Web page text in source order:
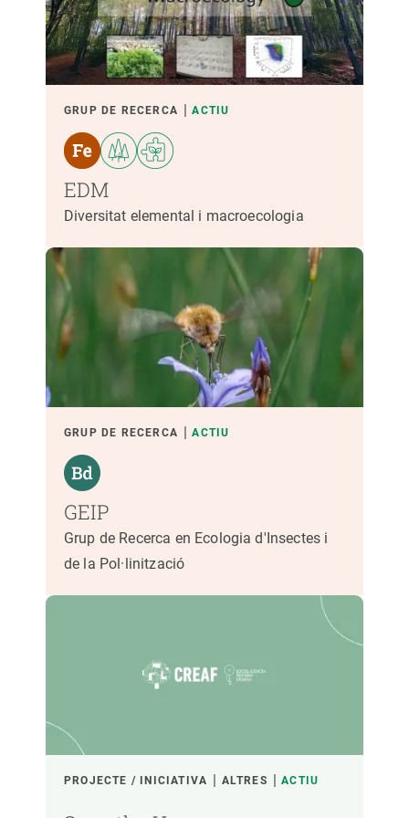
GRUP DE RECERCA ACTIU
EDM
Diversitat elemental i macroecologia
GRUP DE RECERCA ACTIU
GEIP
Grup de Recerca en Ecologia d'Insectes i
de la Pol·linització
PROJECTE / INICIATIVA ALTRES ACTIU